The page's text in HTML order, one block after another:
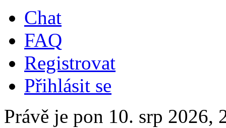
Chat
FAQ
Registrovat
Přihlásit se
Právě je pon 10. srp 2026,